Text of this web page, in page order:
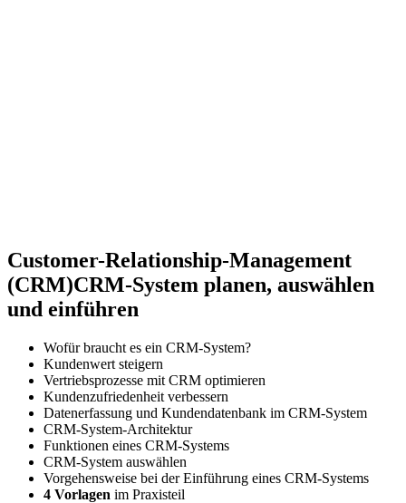
Customer-Relationship-Management
(CRM)CRM-System planen, auswählen
und einführen
Wofür braucht es ein CRM-System?
Kundenwert steigern
Vertriebsprozesse mit CRM optimieren
Kundenzufriedenheit verbessern
Datenerfassung und Kundendatenbank im CRM-System
CRM-System-Architektur
Funktionen eines CRM-Systems
CRM-System auswählen
Vorgehensweise bei der Einführung eines CRM-Systems
4 Vorlagen im Praxisteil